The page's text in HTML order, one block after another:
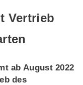
Vertrieb
ab August 2022
des